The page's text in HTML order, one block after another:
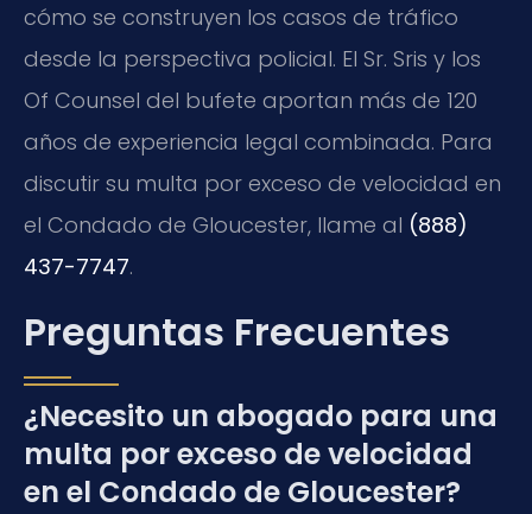
cómo se construyen los casos de tráfico
desde la perspectiva policial. El Sr. Sris y los
Of Counsel del bufete aportan más de 120
años de experiencia legal combinada. Para
discutir su multa por exceso de velocidad en
el Condado de Gloucester, llame al (888)
437-7747.
Preguntas Frecuentes
¿Necesito un abogado para una
multa por exceso de velocidad
en el Condado de Gloucester?